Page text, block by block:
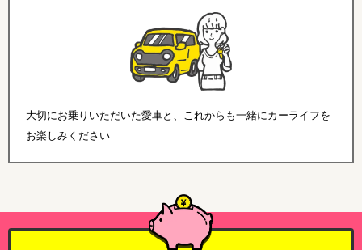
大切にお乗りいただいた愛車と、これからも一緒にカーライフを
お楽しみください